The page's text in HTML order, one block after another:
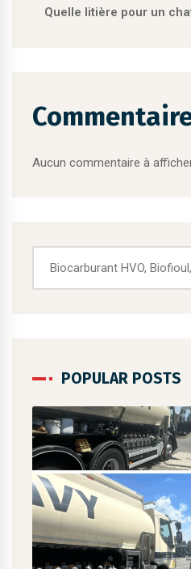
Quelle litière pour un
Aucun commentaire à
POPULAR POSTS